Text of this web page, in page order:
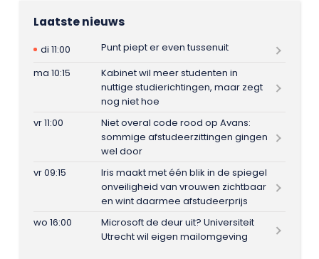
Laatste nieuws
di 11:00
Punt piept er even tussenuit
ma 10:15
Kabinet wil meer studenten in
nuttige studierichtingen, maar zegt
nog niet hoe
vr 11:00
Niet overal code rood op Avans:
sommige afstudeerzittingen gingen
wel door
vr 09:15
Iris maakt met één blik in de spiegel
onveiligheid van vrouwen zichtbaar
en wint daarmee afstudeerprijs
wo 16:00
Microsoft de deur uit? Universiteit
Utrecht wil eigen mailomgeving